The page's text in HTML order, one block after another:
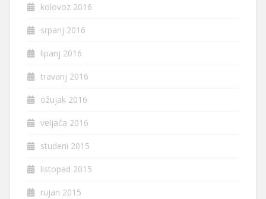
kolovoz 2016
srpanj 2016
lipanj 2016
travanj 2016
ožujak 2016
veljača 2016
studeni 2015
listopad 2015
rujan 2015